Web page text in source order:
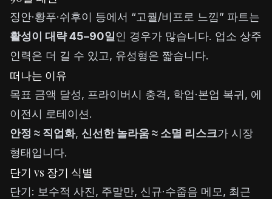
징안·황푸·쉬후이 등에서 “고퀄/비프로 느낌” 파트는
활성이 대략 45–90일 인 경우가 많습니다. 업소 상주
인력은 더 길 수 있고, 유성형은 짧습니다.
떠나는 이유
목표 금액 달성, 프라이버시 충격, 학업·본업 복귀, 에
이전시 로테이션.
안정 ≈ 직업화, 신선한 놀라움 ≈ 소멸 리스크가 시장
형태입니다.
단기 vs 장기 식별
단기: 보수적 사진, 주말만, 신규·수줍음 메모, 최근